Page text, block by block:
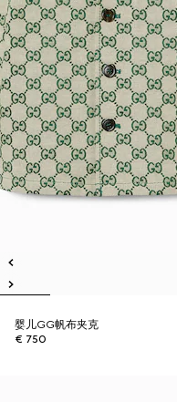
婴儿GG帆布夹克
€ 750